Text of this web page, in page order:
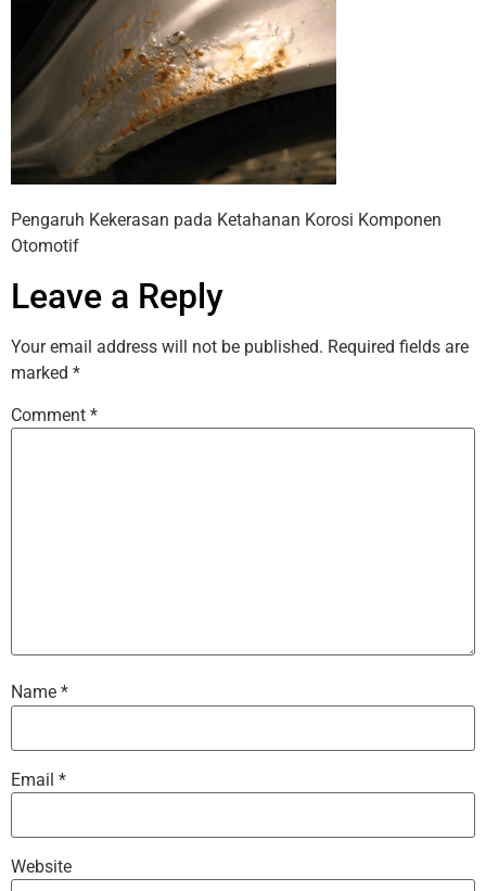
Pengaruh Kekerasan pada Ketahanan Korosi Komponen
Otomotif
Leave a Reply
Your email address will not be published. Required fields are
marked *
Comment *
Name *
Email *
Website